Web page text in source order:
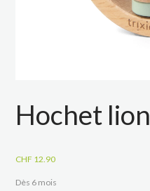
Hochet lion
CHF 12.90
Dès 6 mois